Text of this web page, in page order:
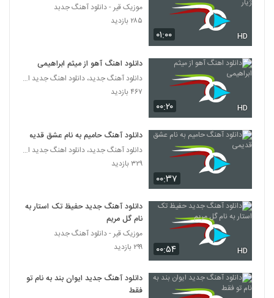
6302
دانلود آهنگ جدید و زیبای نوید بابانیا با نام باز
داری میری
۲۵۰ بازدید
دانلود آهنگ کاوه غلام سیاه (Kaveh
Gholame Siyah)
6304
موزیک زیبای سرنوشت از صدرا شریف
Kavan Ravani
۲۲۶ بازدید
دانلود آهنگ هورسا بند وابستگی (Hoorsa
Band Vabastegi)
6307
موزیک زیبای عاشق فروش از هاشور موزیک
۲۸۳ بازدید
۰۱:۰۰ HD
موزیک قیر - دانلود آهنگ جدبد
۲۸۵ بازدید
۰۰:۲۰ HD
دانلود اهنگ آهو از میثم ابراهیمی
دانلود آهنگ جدید، دانلود اهنگ جدید ایرانی
۴۶۷ بازدید
۰۰:۳۷
دانلود آهنگ حامیم به نام عشق قدیمی
دانلود آهنگ جدید، دانلود اهنگ جدید ایرانی
۳۲۹ بازدید
۰۰:۵۴ HD
دانلود آهنگ جدید حفیظ تک استار به
نام گل مریم
موزیک قیر - دانلود آهنگ جدبد
۲۹۹ بازدید
دانلود آهنگ جدید ایوان بند به نام تو
فقط